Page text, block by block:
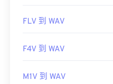
FLV 到 WAV
F4V 到 WAV
M1V 到 WAV